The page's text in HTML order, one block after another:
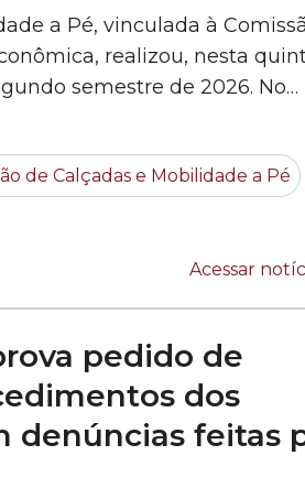
a Pé, vinculada à
realizou, nesta
semestre de 2026. No
foi representada pelo
de Calçadas e Mobilidade a Pé
Acessar
pedido de
dos
denúncias feitas